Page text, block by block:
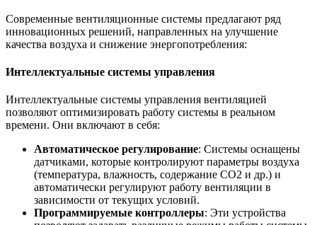
Современные вентиляционные системы предлагают ряд
инновационных решений, направленных на улучшение
качества воздуха и снижение энергопотребления:
Интеллектуальные системы управления
Интеллектуальные системы управления вентиляцией
позволяют оптимизировать работу системы в реальном
времени. Они включают в себя:
Автоматическое регулирование: Системы оснащены
датчиками, которые контролируют параметры воздуха
(температура, влажность, содержание CO2 и др.) и
автоматически регулируют работу вентиляции в
зависимости от текущих условий.
Программируемые контроллеры: Эти устройства